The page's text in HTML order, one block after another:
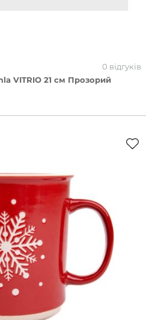
0 відгуків
VITRIO 21 см Прозорий